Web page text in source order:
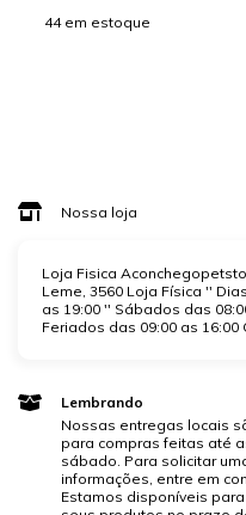
44em estoque
Nossa loja
Loja Fisica
Leme, 3560 Loja Física ''
as 19:00 '' Sábados das
Feriados das 09:00 as 16:00
Lembrando
Nossas entregas locais
para compras feitas até
sábado. Para solicitar
informações, entre em
Estamos disponíveis